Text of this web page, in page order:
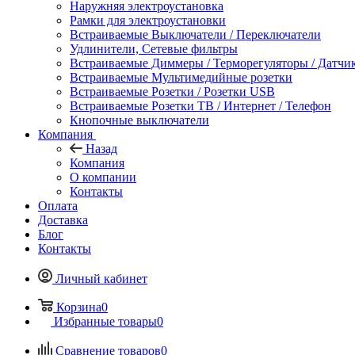
Наружняя электроустановка
Рамки для электроустановки
Встраиваемые Выключатели / Переключатели
Удлинители, Сетевые фильтры
Встраиваемые Диммеры / Терморегуляторы /
Встраиваемые Мультимедийные розетки
Встраиваемые Розетки / Розетки USB
Встраиваемые Розетки ТВ / Интернет / Телефон
Кнопочные выключатели
Компания
Назад
Компания
О компании
Контакты
Оплата
Доставка
Блог
Контакты
Личный кабинет
Корзина0
Избранные товары0
Сравнение товаров0